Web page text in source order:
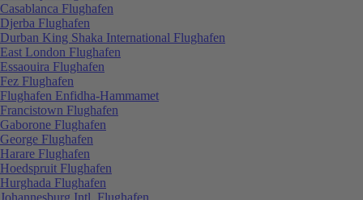
Casablanca Flughafen
Djerba Flughafen
Durban King Shaka International Flughafen
East London Flughafen
Essaouira Flughafen
Fez Flughafen
Flughafen Enfidha-Hammamet
Francistown Flughafen
Gaborone Flughafen
George Flughafen
Harare Flughafen
Hoedspruit Flughafen
Hurghada Flughafen
Johannesburg Intl. Flughafen